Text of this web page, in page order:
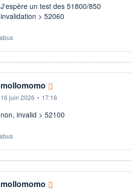
J'espère un test des 51800/850
invalidation > 52060
mollomomo
16 juin 2026 • 17:16
non, invalid > 52100
mollomomo